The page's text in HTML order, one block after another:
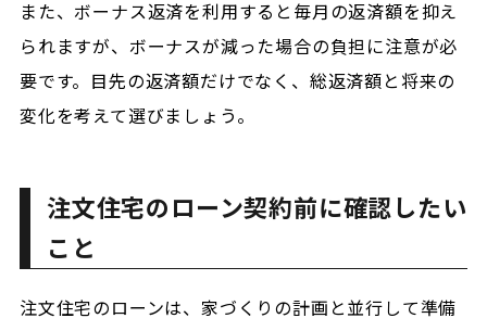
また、ボーナス返済を利用すると毎月の返済額を抑え
られますが、ボーナスが減った場合の負担に注意が必
要です。目先の返済額だけでなく、総返済額と将来の
変化を考えて選びましょう。
注文住宅のローン契約前に確認したい
こと
注文住宅のローンは、家づくりの計画と並行して準備